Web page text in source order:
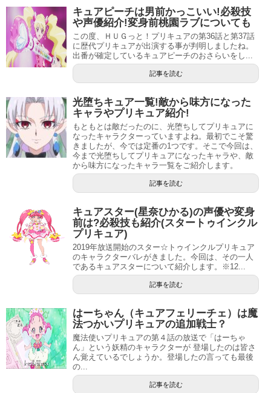
ABC・東映アニメーション
引用元：毎日更新！スイートプリキュア♪イメージ大集合
確かに髪の色も長さもボリュームも、アスカとそっくりで
また、北条響も制服のカラーリングが水色に赤のリボンな
ので、制服姿もアスカと似ていると言われています。
見た目・年齢・性格・制服など、似ている要素がとても多
北条響に、アスカの赤いプラグスーツを着てほしいといっ
た声もありました。
イラスト投稿サイトpixivでは、実際に北条響に赤いプラグ
スーツやアスカの制服を着せたイラストが投稿されていま
スイートプリキュアの妖精ハミィは、新世紀エヴァンゲリ
オンの重要な役である葛城ミサトと同じ声優の三石琴乃さ
んでした。
そのことから、エヴァンゲリオンを意識した人も少なくな
かったので、アスカを思い出して「似ている」との声も多
キュアピーチは男前かっこいい!必殺技
や声優紹介!変身前桃園ラブについても
この度、ＨＵＧっと！プリキュアの第36話と第37話
に歴代プリキュアが出演する事が判明しましたね。
出番が確定しているキュアピーチのおさらいをし...
記事を読む
光堕ちキュア一覧!敵から味方になった
キャラやプリキュア紹介!
もともとは敵だったのに、光堕ちしてプリキュアに
なったキャラクターっていますよね。最初でこそ驚
きましたが、今では定番の1つです。そこで今回は、
今まで光堕ちしてプリキュアになったキャラや、敵
から味方になったキャラ一覧をご紹介します。
記事を読む
キュアスター(星奈ひかる)の声優や変身
前は?必殺技も紹介(スタートゥインクル
プリキュア)
2019年放送開始のスター☆トゥインクルプリキュア
のキャラクターバレがきました。今回は、その一人
であるキュアスターについて紹介します。※12...
記事を読む
はーちゃん（キュアフェリーチェ）は魔
法つかいプリキュアの追加戦士？
魔法使いプリキュアの第４話の放送で「はーちゃ
ん」という妖精のキャラクターが 登場したのは皆さ
ん覚えているでしょうか。登場したの言っても最後
の...
記事を読む